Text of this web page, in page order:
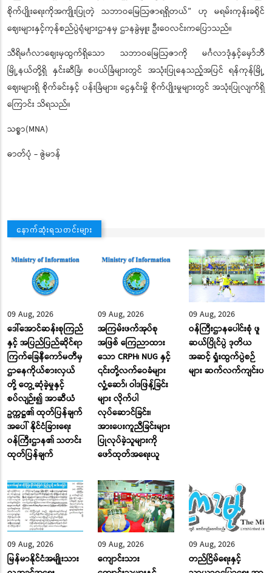
စိုက်ပျိုးရေးကိုအကျိုးပြုတဲ့ သဘာဝမြေဩဇာရရှိတယ်” ဟု မရမ်းကုန်းခရိုင်
ဈေးများနှင့်ကုန်စည်ပွဲရုံများဌာနမှ ဌာနခွဲမှူး ဦးဝေလင်းကပြောသည်။
သီရိမင်္ဂလာဈေးမှထွက်ရှိသော သဘာဝမြေဩဇာကို မင်္ဂလာဒုံနှင့်မှော်ဘီ
မြို့နယ်တို့ရှိ နှင်းဆီခြံ၊ စပယ်ခြံများတွင် အသုံးပြုနေသည့်အပြင် ရန်ကုန်မြို့
ဈေးများရှိ စိုက်ခင်းနှင့် ပန်းခြံများ၊ ငွေနှင်းမှို စိုက်ပျိုးမှုများတွင် အသုံးပြုလျက်ရှိ
ကြောင်း သိရသည်။
သစ္စာ(MNA)
ဓာတ်ပုံ - ဇွဲမာန်
နောက်ဆုံးရသတင်းများ
09 Aug, 2026
ဒေါ်အောင်ဆန်းစုကြည်
နှင့် အပြည်ပြည်ဆိုင်ရာ
ကြက်ခြေနီကော်မတီမှ
ဌာနေကိုယ်စားလှယ်
တို့ တွေ့ဆုံခဲ့မှုနှင့်
စပ်လျဉ်း၍ အာဆီယံ
ဥက္ကဋ္ဌ၏ ထုတ်ပြန်ချက်
အပေါ် နိုင်ငံခြားရေး
ဝန်ကြီးဌာန၏ သတင်း
ထုတ်ပြန်ချက်
09 Aug, 2026
အကြမ်းဖက်အုပ်စု
အဖြစ် ကြေညာထား
သော CRPH၊ NUG နှင့်
၎င်းတို့လက်ဝေခံများ
လှုံ့ဆော်၊ ဝါဒဖြန့်ခြင်း
များ လိုက်ပါ
လုပ်ဆောင်ခြင်း၊
အားပေးကူညီခြင်းများ
ပြုလုပ်ခဲ့သူများကို
ဖော်ထုတ်အရေးယူ
09 Aug, 2026
ဝန်ကြီးဌာနပေါင်းစုံ ဖူ
ဆယ်ပြိုင်ပွဲ ဒုတိယ
အဆင့် ရှုံးထွက်ပွဲစဉ်
များ ဆက်လက်ကျင်းပ
09 Aug, 2026
မြန်မာနိုင်ငံအမျိုးသား
09 Aug, 2026
ကျောင်းသား
09 Aug, 2026
တည်ငြိမ်ရေးနှင့်